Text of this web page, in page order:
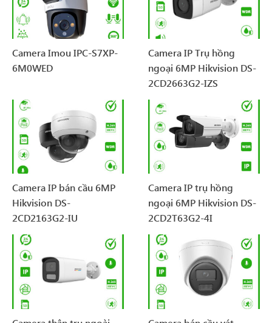
Camera Imou IPC-S7XP-
6M0WED
Camera IP Trụ hồng
ngoại 6MP Hikvision DS-
2CD2663G2-IZS
Camera IP bán cầu 6MP
Hikvision DS-
2CD2163G2-IU
Camera IP trụ hồng
ngoại 6MP Hikvision DS-
2CD2T63G2-4I